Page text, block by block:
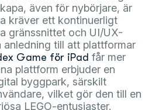
även för nybörjare, är
kräver ett kontinuerligt
gränssnittet och UI/UX-
anledning till att plattformar
Game för iPad får mer
plattform erbjuder en
byggpark, särskilt
vilket gör den till en
LEGO-entusiaster.